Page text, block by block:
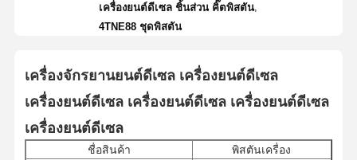
เครื่องยนต์ดีเซล ชิ้นส่วน คิ๊ตพิสตัน
4TNE88 ชุดพิสตัน
เครื่องจักรยานยนต์ดีเซล เครื่องยนต์ดีเซล
เครื่องยนต์ดีเซล เครื่องยนต์ดีเซล เครื่องยนต์ดีเซล
เครื่องยนต์ดีเซล
ชื่อสินค้า พิสตันเครื่อง